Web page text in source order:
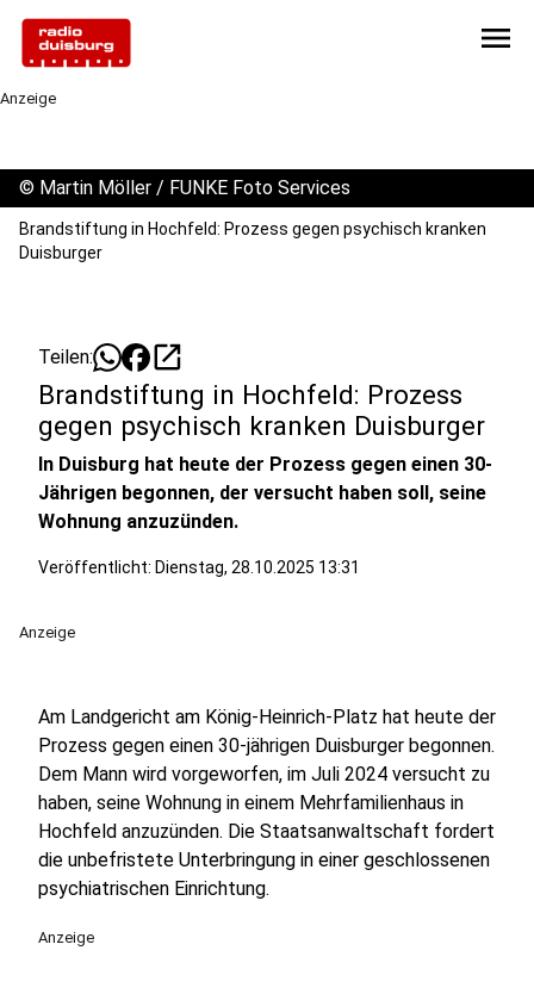
menu
Anzeige
© Martin Möller / FUNKE Foto Services
Brandstiftung in Hochfeld: Prozess gegen psychisch kranken
Duisburger
Teilen: open_in_new
Brandstiftung in Hochfeld: Prozess
gegen psychisch kranken Duisburger
In Duisburg hat heute der Prozess gegen einen 30-
Jährigen begonnen, der versucht haben soll, seine
Wohnung anzuzünden.
Veröffentlicht: Dienstag, 28.10.2025 13:31
Anzeige
Am Landgericht am König-Heinrich-Platz hat heute der
Prozess gegen einen 30-jährigen Duisburger begonnen.
Dem Mann wird vorgeworfen, im Juli 2024 versucht zu
haben, seine Wohnung in einem Mehrfamilienhaus in
Hochfeld anzuzünden. Die Staatsanwaltschaft fordert
die unbefristete Unterbringung in einer geschlossenen
psychiatrischen Einrichtung.
Anzeige